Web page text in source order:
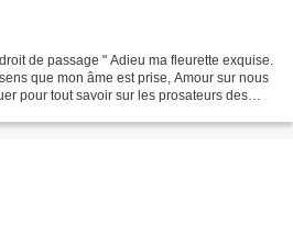
de passage " Adieu ma fleurette exquise.
que mon âme est prise, Amour sur nous
pour tout savoir sur les prosateurs des